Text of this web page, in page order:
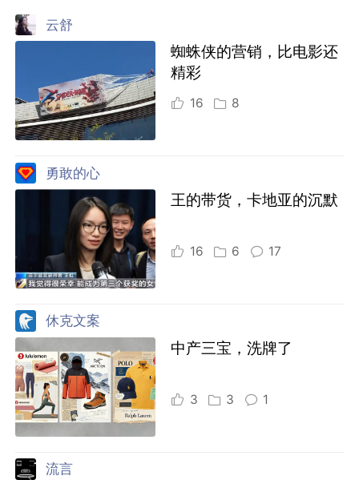
云舒
蜘蛛侠的营销，比电影还
精彩
16 8
勇敢的心
王的带货，卡地亚的沉默
16 6 17
休克文案
中产三宝，洗牌了
3 3 1
流言